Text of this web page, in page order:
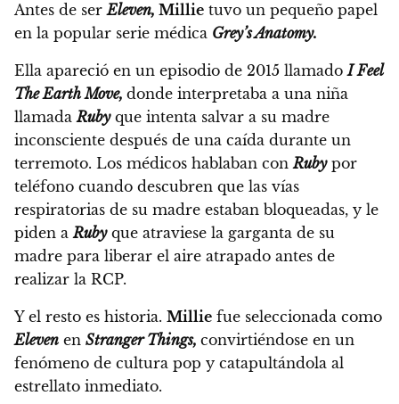
Antes de serEleven, Millie tuvo un pequeño papel
en la popular serie médica Grey’s Anatomy.
Ella apareció en un episodio de 2015 llamadoI Feel
The Earth Move, donde interpretaba a una niña
llamadaRubyque intenta salvar a su madre
inconsciente después de una caída durante un
terremoto. Los médicos hablaban conRubypor
teléfono cuando descubren que las vías
respiratorias de su madre estaban bloqueadas, y le
piden aRubyque atraviese la garganta de su
madre para liberar el aire atrapado antes de
realizar la RCP.
Y el resto es historia. Millie fue seleccionada como
Eleven en Stranger Things, convirtiéndose en un
fenómeno de cultura pop y catapultándola al
estrellato inmediato.